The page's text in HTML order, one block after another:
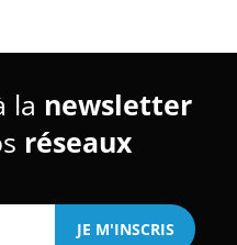
la newsletter
réseaux